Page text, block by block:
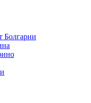
Болгарии